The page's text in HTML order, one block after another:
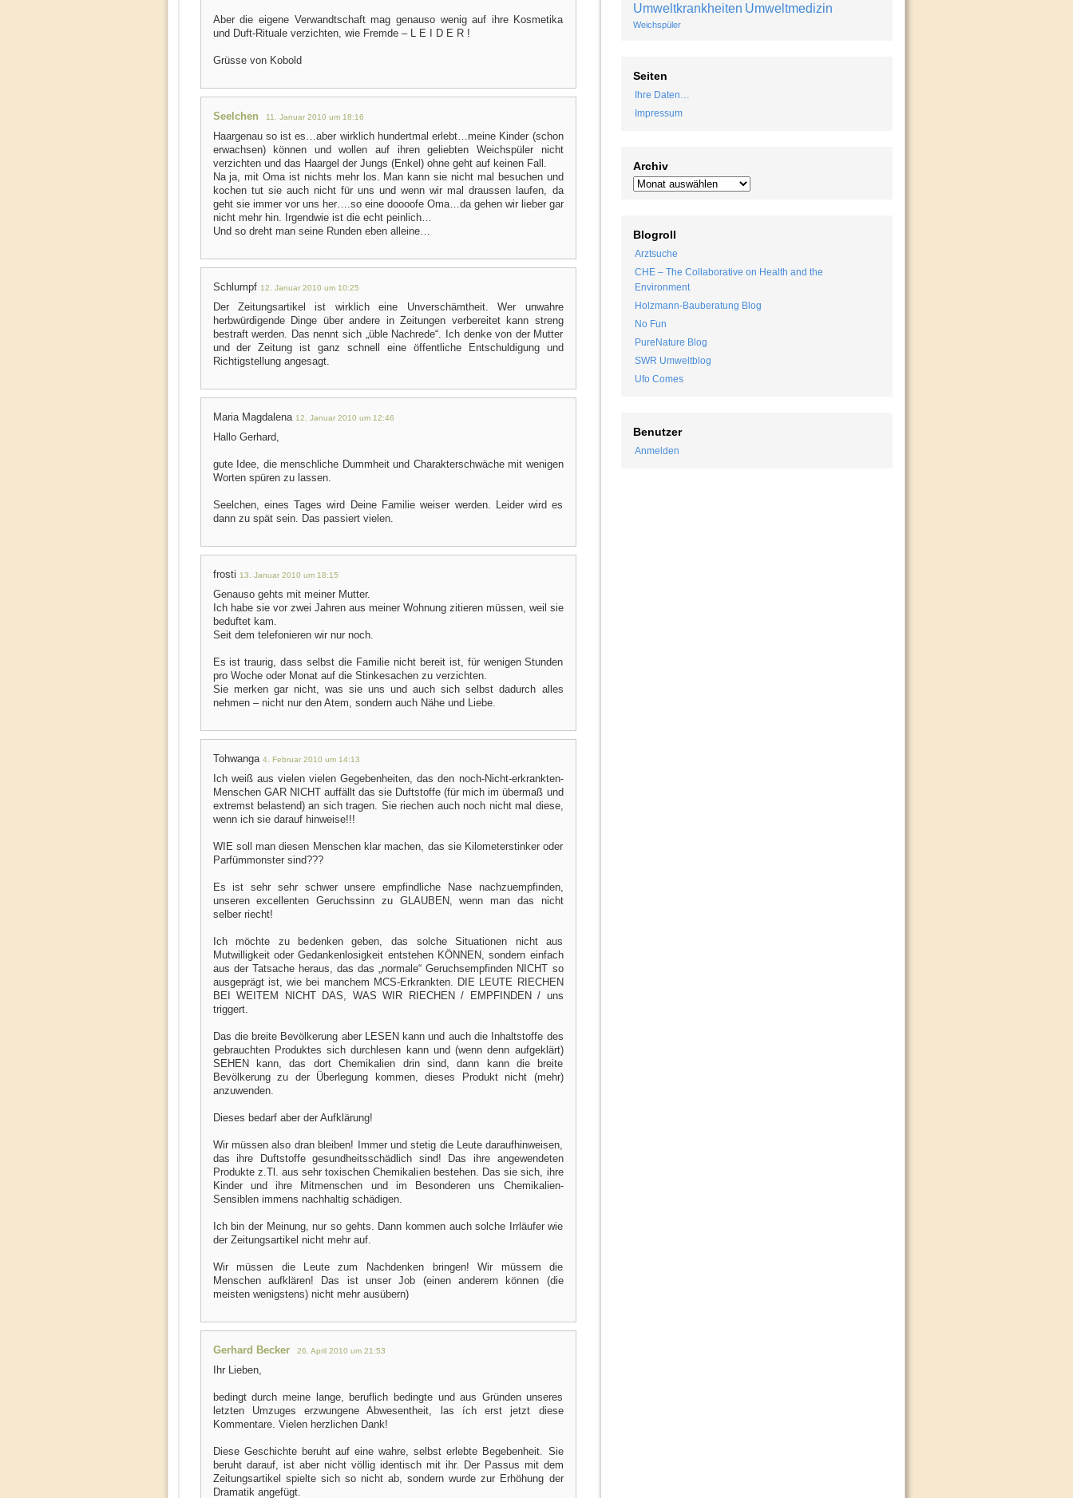
Aber die eigene Verwandtschaft mag genauso wenig auf ihre Kosmetika
und Duft-Rituale verzichten, wie Fremde – L E I D E R !
Grüsse von Kobold
Seelchen 11. Januar 2010 um 18:16
Haargenau so ist es…aber wirklich hundertmal erlebt…meine Kinder (schon
erwachsen) können und wollen auf ihren geliebten Weichspüler nicht
verzichten und das Haargel der Jungs (Enkel) ohne geht auf keinen Fall.
Na ja, mit Oma ist nichts mehr los. Man kann sie nicht mal besuchen und
kochen tut sie auch nicht für uns und wenn wir mal draussen laufen, da
geht sie immer vor uns her….so eine doooofe Oma…da gehen wir lieber gar
nicht mehr hin. Irgendwie ist die echt peinlich…
Und so dreht man seine Runden eben alleine…
Schlumpf 12. Januar 2010 um 10:25
Der Zeitungsartikel ist wirklich eine Unverschämtheit. Wer unwahre
herbwürdigende Dinge über andere in Zeitungen verbereitet kann streng
bestraft werden. Das nennt sich „üble Nachrede“. Ich denke von der Mutter
und der Zeitung ist ganz schnell eine öffentliche Entschuldigung und
Richtigstellung angesagt.
Maria Magdalena 12. Januar 2010 um 12:46
Hallo Gerhard,
gute Idee, die menschliche Dummheit und Charakterschwäche mit wenigen
Worten spüren zu lassen.
Seelchen, eines Tages wird Deine Familie weiser werden. Leider wird es
dann zu spät sein. Das passiert vielen.
frosti 13. Januar 2010 um 18:15
Genauso gehts mit meiner Mutter.
Ich habe sie vor zwei Jahren aus meiner Wohnung zitieren müssen, weil sie
beduftet kam.
Seit dem telefonieren wir nur noch.
Es ist traurig, dass selbst die Familie nicht bereit ist, für wenigen Stunden
pro Woche oder Monat auf die Stinkesachen zu verzichten.
Sie merken gar nicht, was sie uns und auch sich selbst dadurch alles
nehmen – nicht nur den Atem, sondern auch Nähe und Liebe.
Tohwanga 4. Februar 2010 um 14:13
Ich weiß aus vielen vielen Gegebenheiten, das den noch-Nicht-erkrankten-
Menschen GAR NICHT auffällt das sie Duftstoffe (für mich im übermaß und
extremst belastend) an sich tragen. Sie riechen auch noch nicht mal diese,
wenn ich sie darauf hinweise!!!
WIE soll man diesen Menschen klar machen, das sie Kilometerstinker oder
Parfümmonster sind???
Es ist sehr sehr schwer unsere empfindliche Nase nachzuempfinden,
unseren excellenten Geruchssinn zu GLAUBEN, wenn man das nicht
selber riecht!
Ich möchte zu bedenken geben, das solche Situationen nicht aus
Mutwilligkeit oder Gedankenlosigkeit entstehen KÖNNEN, sondern einfach
aus der Tatsache heraus, das das „normale“ Geruchsempfinden NICHT so
ausgeprägt ist, wie bei manchem MCS-Erkrankten. DIE LEUTE RIECHEN
BEI WEITEM NICHT DAS, WAS WIR RIECHEN / EMPFINDEN / uns
triggert.
Das die breite Bevölkerung aber LESEN kann und auch die Inhaltstoffe des
gebrauchten Produktes sich durchlesen kann und (wenn denn aufgeklärt)
SEHEN kann, das dort Chemikalien drin sind, dann kann die breite
Bevölkerung zu der Überlegung kommen, dieses Produkt nicht (mehr)
anzuwenden.
Dieses bedarf aber der Aufklärung!
Wir müssen also dran bleiben! Immer und stetig die Leute daraufhinweisen,
das ihre Duftstoffe gesundheitsschädlich sind! Das ihre angewendeten
Produkte z.Tl. aus sehr toxischen Chemikalien bestehen. Das sie sich, ihre
Kinder und ihre Mitmenschen und im Besonderen uns Chemikalien-
Sensiblen immens nachhaltig schädigen.
Ich bin der Meinung, nur so gehts. Dann kommen auch solche Irrläufer wie
der Zeitungsartikel nicht mehr auf.
Wir müssen die Leute zum Nachdenken bringen! Wir müssem die
Menschen aufklären! Das ist unser Job (einen anderern können (die
meisten wenigstens) nicht mehr ausübern)
Gerhard Becker 26. April 2010 um 21:53
Ihr Lieben,
bedingt durch meine lange, beruflich bedingte und aus Gründen unseres
letzten Umzuges erzwungene Abwesentheit, las ích erst jetzt diese
Kommentare. Vielen herzlichen Dank!
Diese Geschichte beruht auf eine wahre, selbst erlebte Begebenheit. Sie
beruht darauf, ist aber nicht völlig identisch mit ihr. Der Passus mit dem
Zeitungsartikel spielte sich so nicht ab, sondern wurde zur Erhöhung der
Dramatik angefügt.
Umweltkrankheiten Umweltmedizin
Weichspüler
Seiten
Ihre Daten…
Impressum
Archiv
Blogroll
Arztsuche
CHE – The Collaborative on Health and the
Environment
Holzmann-Bauberatung Blog
No Fun
PureNature Blog
SWR Umweltblog
Ufo Comes
Benutzer
Anmelden